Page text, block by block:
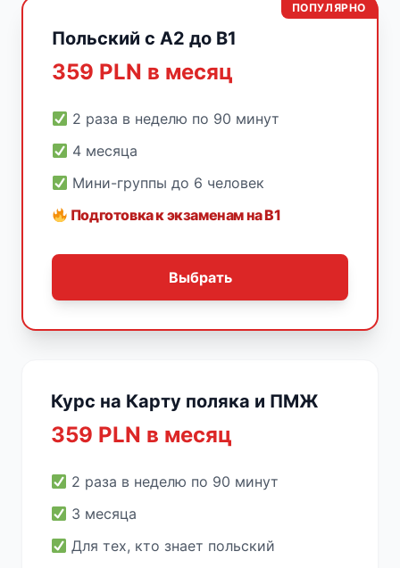
ПОПУЛЯРНО
Польский с A2 до B1
359 PLN в месяц
2 раза в неделю по 90 минут
4 месяца
Мини-группы до 6 человек
Подготовка к экзаменам на B1
Выбрать
Курс на Карту поляка и ПМЖ
359 PLN в месяц
2 раза в неделю по 90 минут
3 месяца
Для тех, кто знает польский